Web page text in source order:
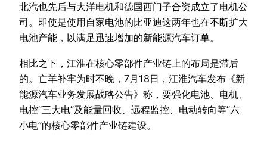
北汽也先后与大洋电机和德国西门子合资成立了电机公
司。即使是使用自家电池的比亚迪这两年也在不断扩大
电池产能，以满足迅速增加的新能源汽车订单。
相比之下，江淮在核心零部件产业链上的布局是滞后
的。亡羊补牢为时不晚，7月18日，江淮汽车发布《新
能源汽车业务发展战略公告》称，要强化电池、电机、
电控”三大电”及能量回收、远程监控、电动转向等”六
小电”的核心零部件产业链建设。